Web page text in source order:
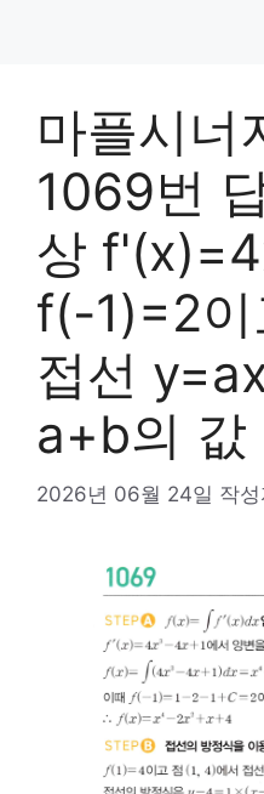
마플시너
1069번
상
f(-1)=2이
접선
a+b의 값
2026년 06월 24일 작